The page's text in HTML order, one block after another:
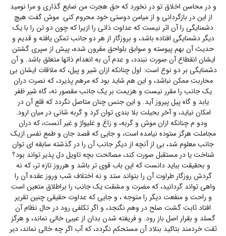
و در محاسن اخلاق تو در نخورد که حق هجرت من ضایع گذاری و مرا نومید
از این در بازگردانی و از میامن دوستی خود محروم کنی. موش گفت هیچ
دشمنایگی را آن اثر نیست که عداوت ذاتی را ازیرا که چون دو تن را با یک
دیگر دشمنایگی افتاده باشد، و بروزگار از هر دو جانب تمکن یافته و قدیم و
حدیث آن بهم پیوسته و سوابق بلواحق مقرون شده، پیش از سپری گشتن
ایشان انقطاع آن صورت نبندد، و عدم آن به انعدام ذاتها متعلق باشد. و آن
دشمنایگی بر دو نوع است: اول چنانکه ازان شیر و پیل، که ملاقات ایشان بی
محاربت ممکن نباشد، و این هم شاید بود که مرهم پذیرد، که نصرت دران
یک جانب را مقرر نیست و هزیمت بر یک جانب مقصور نه، گاه شیر ظفر
یابد و گاه پیل پیروز آید. و این جنس چنان متاصل نگردد که قلع آن در
امکان نیاید، و آخر بحیلت بلا بندی توان کرد و گربه شانی در میان ارود.
ودو م چنانکه ازان موش و گربه، و زاغ و غلیواژ و غیر آنست، که دران
مجاملت هرگز ستوده نیامده است، و جایی که قصد جان و طمع نفس ازیک
جانب معلوم شد، بی از آنچه از دیگر جانب آن را در گذشته سابقه ای توان
شناخت یا در مستقبل صورت کند، مصالحت بچه تاویل دل پذیر تواند بود؟
و بحقیقت بباید دانست که این باب قوی تر باشد و هرروز تازه تر، که نه
گردش روزگار طراوت آن را بتواند ستد و نه اختلاف شب وروز عقده آن را
واهی تواند گردانید، که مضرت و مشقت یک جانب را براطلاق متعین است
و راحت و منفعت دیگر را متوجه ، و جایی که عداوت حقیقی چنین تقریر
افتاد ثابت گشت صلح در وهم نگنجد، و اگر تکلفی رود در حال نظام آن
گسلد و بقرار اصل باز رود. و فریفته شدن بدان از عیبی خالی نماند، و هرگز
ثقت خردمند بتاکید بنلاد آن مستحکم نگردد، که آب اگر چه خالی نماند، دیر